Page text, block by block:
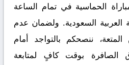
الحماسية في تمام الساعة
العربية السعودية. ولضمان عدم
ننصحكم بالتواجد أمام
الصافرة بوقت كافٍ لمتابعة